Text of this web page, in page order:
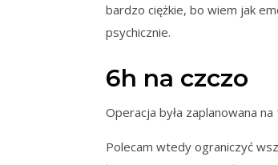
bardzo ciężkie, bo wiem jak
psychicznie.
6h na czczo
Operacja była zaplanowana
Polecam wtedy ograniczyć